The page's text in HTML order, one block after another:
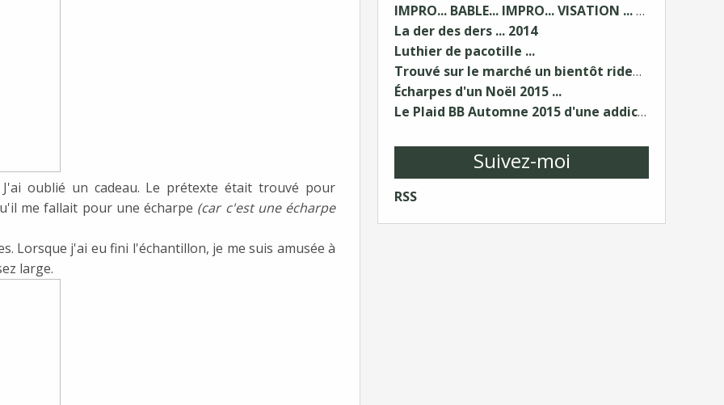
IMPRO... BABLE... IMPRO... VISATION ... 1/2
La der des ders ... 2014
Luthier de pacotille ...
Trouvé sur le marché un bientôt rideau ...
Écharpes d'un Noël 2015 ...
Le Plaid BB Automne 2015 d'une addict...
Suivez-moi
RSS
oublié un cadeau. Le prétexte était trouvé pour
me fallait pour une écharpe (car c'est une écharpe
Lorsque j'ai eu fini l'échantillon, je me suis amusée à
large.